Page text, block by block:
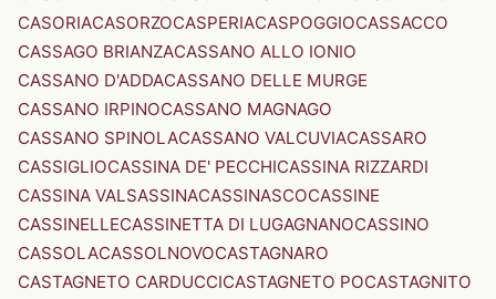
CASORIACASORZOCASPERIACASPOGGIOCASSACCO
CASSAGO BRIANZACASSANO ALLO IONIO
CASSANO D'ADDACASSANO DELLE MURGE
CASSANO IRPINOCASSANO MAGNAGO
CASSANO SPINOLACASSANO VALCUVIACASSARO
CASSIGLIOCASSINA DE' PECCHICASSINA RIZZARDI
CASSINA VALSASSINACASSINASCOCASSINE
CASSINELLECASSINETTA DI LUGAGNANOCASSINO
CASSOLACASSOLNOVOCASTAGNARO
CASTAGNETO CARDUCCICASTAGNETO POCASTAGNITO